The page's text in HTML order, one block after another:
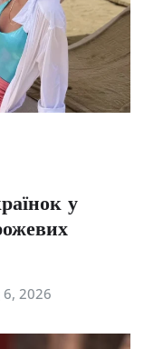
у
6, 2026